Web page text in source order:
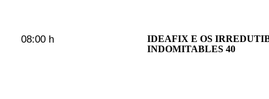
08:00 h
IDEAFIX E OS
INDOMITABLES 40